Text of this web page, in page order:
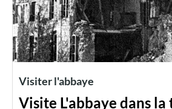
Visiter l'abbaye
Visite L'abbaye dans